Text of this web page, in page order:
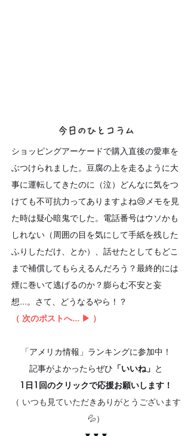
今日のひとコラム
ショッピングアーケードで購入直後の愛車を
ぶつけられました。豆腐の上を走るように大
事に運転してきたのに（泣）どんなに気をつ
けても不可抗力ってありますよね😢メモを見
た時は疑心暗鬼でした。電話番号はウソかも
しれない（周囲の目を気にして手紙を残した
ふりしただけ、とか）、話せたとしてもどこ
まで補償してもらえるんだろう？最終的には
煙に巻いて逃げるのか？膨らむ不安と妄
想...。さて、どうなるやら！？
（ 次のポストへ... ▶︎ ）
「アメリカ情報」ランキングに参加中！
記事がよかったらぜひ 「いいね」 と
1日1回のクリックで応援お願いします！
（ いつも見ていただきありがとうございます
💦）